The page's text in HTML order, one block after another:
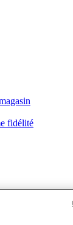
fidélité
Astuces
?